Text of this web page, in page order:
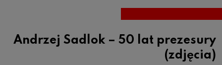
Andrzej Sadlok – 50 lat prezesury
(zdjęcia)